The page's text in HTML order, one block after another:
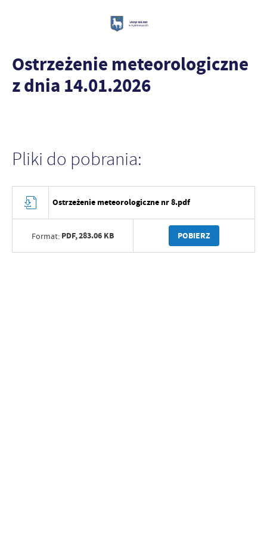
Ostrzeżenie meteorologiczne
z dnia 14.01.2026
Pliki do pobrania:
Ostrzeżenie meteorologiczne nr 8.pdf
Format: PDF,283.06 KB POBIERZ